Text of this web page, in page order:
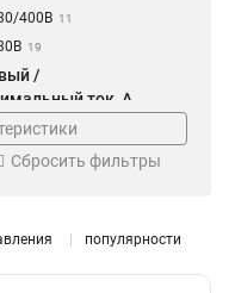
400В 11
19
/
ток, А
5
5
Сбросить фильтры
популярности